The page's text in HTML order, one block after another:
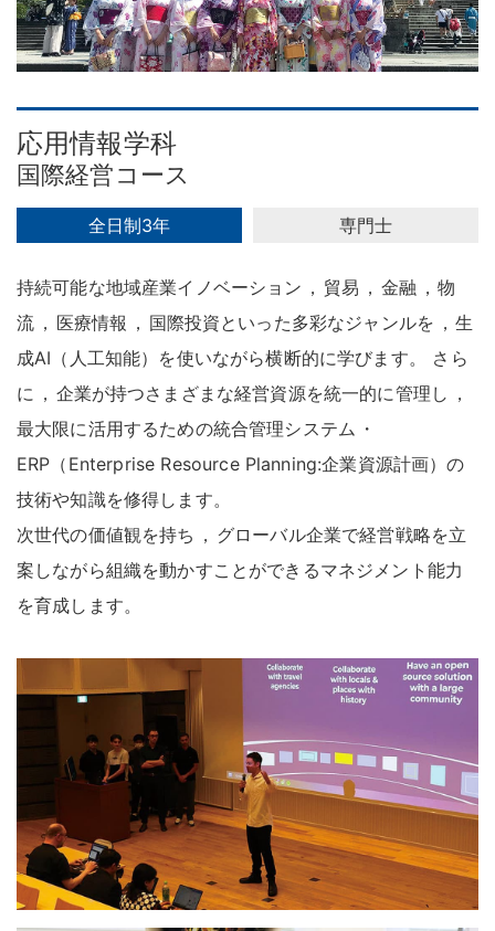
応用情報学科
国際経営コース
全日制3年 専門士
持続可能な地域産業イノベーション ， 貿易 ， 金融 ， 物
流 ， 医療情報 ， 国際投資といった多彩なジャンルを ， 生
成AI（人工知能）を使いながら横断的に学びます。
さら
に ， 企業が持つさまざまな経営資源を統一的に管理し ，
最大限に活用するための統合管理システム ・
ERP（Enterprise Resource Planning:企業資源計画）の
技術や知識を修得します。
次世代の価値観を持ち ， グローバル企業で経営戦略を立
案しながら組織を動かすことができるマネジメント能力
を育成します。